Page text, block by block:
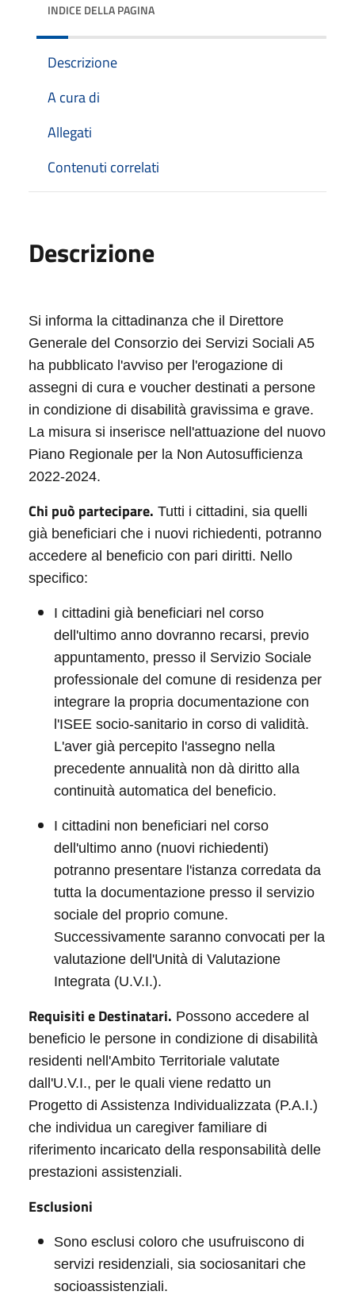
INDICE DELLA PAGINA
Descrizione
A cura di
Allegati
Contenuti correlati
Descrizione
Si informa la cittadinanza che il Direttore
Generale del Consorzio dei Servizi Sociali A5
ha pubblicato l'avviso per l'erogazione di
assegni di cura e voucher destinati a persone
in condizione di disabilità gravissima e grave.
La misura si inserisce nell'attuazione del nuovo
Piano Regionale per la Non Autosufficienza
2022-2024.
Chi può partecipare. Tutti i cittadini, sia quelli
già beneficiari che i nuovi richiedenti, potranno
accedere al beneficio con pari diritti. Nello
specifico:
I cittadini già beneficiari nel corso
dell'ultimo anno dovranno recarsi, previo
appuntamento, presso il Servizio Sociale
professionale del comune di residenza per
integrare la propria documentazione con
l'ISEE socio-sanitario in corso di validità.
L'aver già percepito l'assegno nella
precedente annualità non dà diritto alla
continuità automatica del beneficio.
I cittadini non beneficiari nel corso
dell'ultimo anno (nuovi richiedenti)
potranno presentare l'istanza corredata da
tutta la documentazione presso il servizio
sociale del proprio comune.
Successivamente saranno convocati per la
valutazione dell'Unità di Valutazione
Integrata (U.V.I.).
Requisiti e Destinatari. Possono accedere al
beneficio le persone in condizione di disabilità
residenti nell'Ambito Territoriale valutate
dall'U.V.I., per le quali viene redatto un
Progetto di Assistenza Individualizzata (P.A.I.)
che individua un caregiver familiare di
riferimento incaricato della responsabilità delle
prestazioni assistenziali.
Esclusioni
Sono esclusi coloro che usufruiscono di
servizi residenziali, sia sociosanitari che
socioassistenziali.